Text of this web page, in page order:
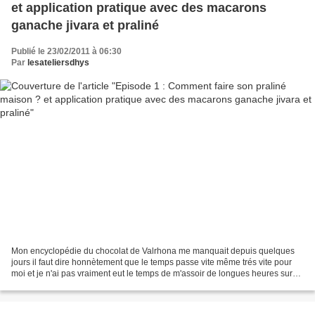
et application pratique avec des macarons
ganache jivara et praliné
Publié le 23/02/2011 à 06:30
Par lesateliersdhys
Mon encyclopédie du chocolat de Valrhona me manquait depuis quelques
jours il faut dire honnètement que le temps passe vite même trés vite pour
moi et je n'ai pas vraiment eut le temps de m'assoir de longues heures sur